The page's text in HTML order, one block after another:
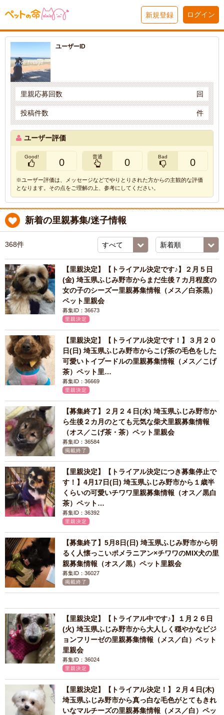
新規登録 ログイン
ユーザーID
里親応募回数 回
投稿件数 件
ユーザー評価
Good!
0
普通
0
Bad
0
※ユーザー評価は、メッセージなどでやりとりされた方からの主観的な評価
となります。その点をご理解の上、参考にしてください。
新着の里親募集/迷子情報
368件
【里親決定】【トライアル決定です♪】２月５日
(金) 埼玉県ふじみ野市からまだ生後７カ月程度の
女の子のシーズー里親募集情報（メス／白茶黒）
ペット里親会
募集ID：36673
里親決定
【里親決定】【トライアル決定です！】３月２０
日(日) 埼玉県ふじみ野市からこげ茶の毛色をした
可愛いトイプードルの里親募集情報（メス／こげ
茶）ペット里…
募集ID：36669
里親決定
【募集終了】２月２４日(水) 埼玉県ふじみ野市か
ら生後２カ月のとても元気な柴犬里親募集情報
（オス／こげ茶・茶）ペット里親会
募集ID：36584
掲載終了
【里親決定】【トライアル決定につき募集停止で
す！】4月17日(日) 埼玉県ふじみ野市から１歳半
くらいの可愛いチワワ里親募集情報（オス／黒白
茶）ペット…
募集ID：36392
里親決定
【募集終了】5月8日(日) 埼玉県ふじみ野市から明
るく人懐っこいポメラニアン×チワワのMIX犬の里
親募集情報（オス／黒）ペット里親会
募集ID：36027
掲載終了
【里親決定】【トライアル中です♪】１月２６日
(火) 埼玉県ふじみ野市から大人しく穏やかなビジ
ョンフリーゼの里親募集情報（メス／白）ペット
里親会
募集ID：36024
里親決定
【里親決定】【トライアル決定！】２月４日(木)
埼玉県ふじみ野市から真っ白な毛色がとてもきれ
いなマルチーズの里親募集情報（メス／白）ペッ